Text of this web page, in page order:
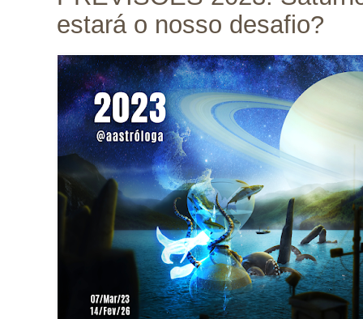
estará o nosso desafio?